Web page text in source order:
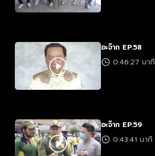
อะจ๊าก EP.58
0:46:27 นาที
อะจ๊าก EP.59
0:43:41 นาที